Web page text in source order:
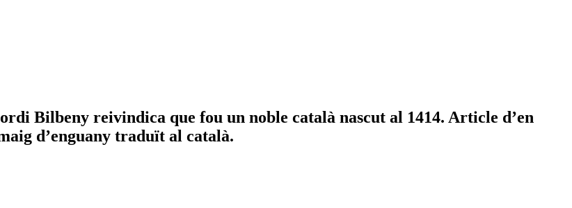
Bilbeny reivindica que fou un noble català nascut al 1414. Article d’en
d’enguany traduït al català.